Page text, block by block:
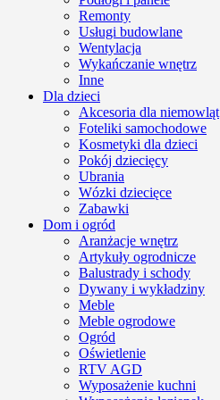
Remonty
Usługi budowlane
Wentylacja
Wykańczanie wnętrz
Inne
Dla dzieci
Akcesoria dla niemowląt
Foteliki samochodowe
Kosmetyki dla dzieci
Pokój dziecięcy
Ubrania
Wózki dziecięce
Zabawki
Dom i ogród
Aranżacje wnętrz
Artykuły ogrodnicze
Balustrady i schody
Dywany i wykładziny
Meble
Meble ogrodowe
Ogród
Oświetlenie
RTV AGD
Wyposażenie kuchni